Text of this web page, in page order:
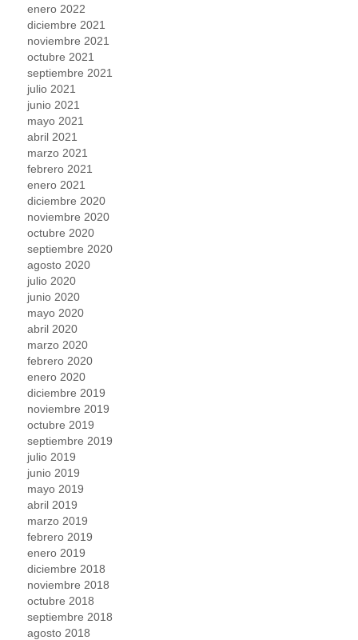
enero 2022
diciembre 2021
noviembre 2021
octubre 2021
septiembre 2021
julio 2021
junio 2021
mayo 2021
abril 2021
marzo 2021
febrero 2021
enero 2021
diciembre 2020
noviembre 2020
octubre 2020
septiembre 2020
agosto 2020
julio 2020
junio 2020
mayo 2020
abril 2020
marzo 2020
febrero 2020
enero 2020
diciembre 2019
noviembre 2019
octubre 2019
septiembre 2019
julio 2019
junio 2019
mayo 2019
abril 2019
marzo 2019
febrero 2019
enero 2019
diciembre 2018
noviembre 2018
octubre 2018
septiembre 2018
agosto 2018